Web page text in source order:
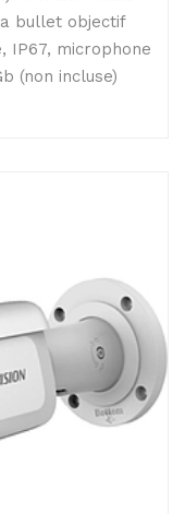
bullet objectif
IP67, microphone
(non incluse)